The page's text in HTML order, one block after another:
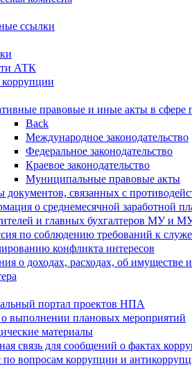
ссылки
АТК
правовые и иные акты в сфере
Back
Международное законодательство
Федеральное законодательство
Краевое законодательство
Муниципальные правовые акты
связанных с
о среднемесячной заработной
и главных бухгалтеров МУ и
по соблюдению требований к
конфликта интересов
о доходах, расходах, об имуществе
портал проектов НПА
выполнении плановых мероприятий
материалы
связь для сообщений о фактах
вопросам коррупции и